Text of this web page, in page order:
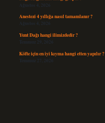
Ağustos 4, 2026
Anestezi 4 yıllığa nasıl tamamlanır ?
Ağustos 4, 2026
Yunt Dağı hangi ilimizdedir ?
Temmuz 29, 2026
Köfte için en iyi kıyma hangi etten yapılır ?
Temmuz 27, 2026